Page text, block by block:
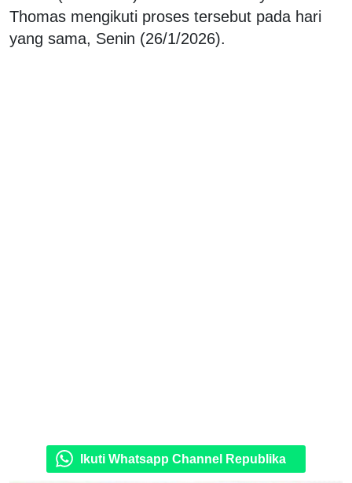
Thomas mengikuti proses tersebut pada hari
yang sama, Senin (26/1/2026).
Ikuti Whatsapp Channel Republika